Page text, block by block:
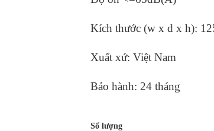
Kích thước (w x d x h):
Xuất xứ: Việt Nam
Bảo hành: 24 tháng
Số lượng